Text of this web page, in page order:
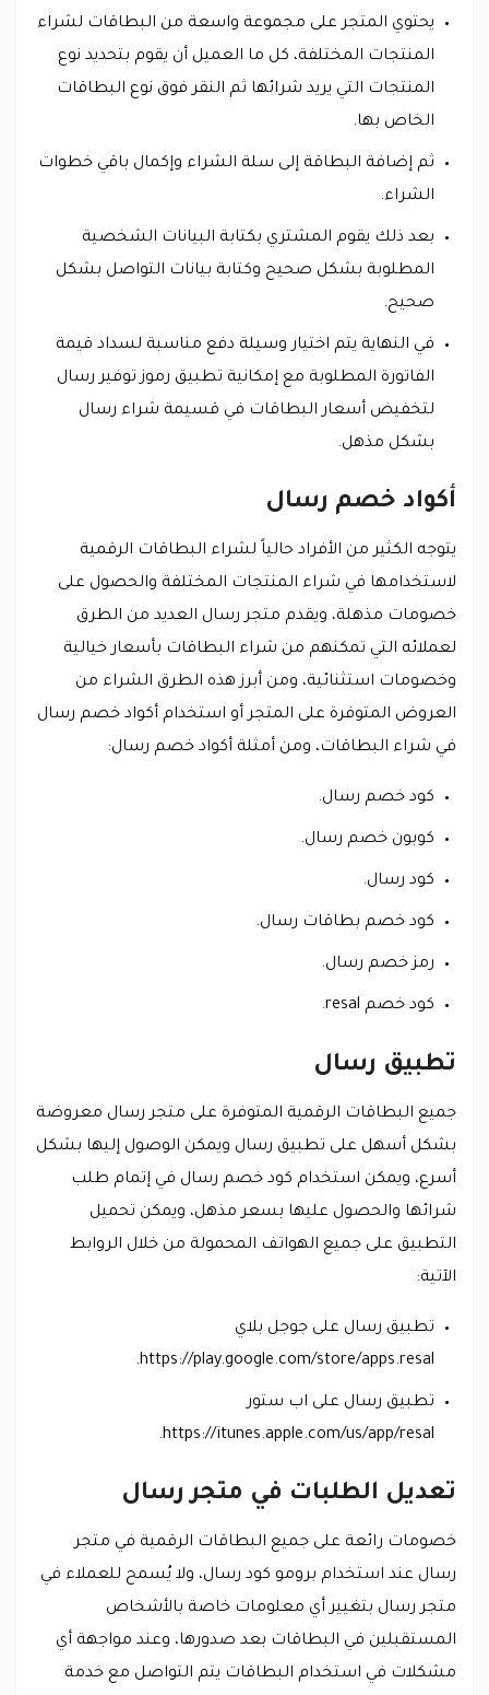
يحتوي المتجر على مجموعة واسعة من البطاقات لشراء
المنتجات المختلفة، كل ما العميل أن يقوم بتحديد نوع
المنتجات التي يريد شرائها ثم النقر فوق نوع البطاقات
الخاص بها.
ثم إضافة البطاقة إلى سلة الشراء وإكمال باقي خطوات
الشراء.
بعد ذلك يقوم المشتري بكتابة البيانات الشخصية
المطلوبة بشكل صحيح وكتابة بيانات التواصل بشكل
صحيح.
في النهاية يتم اختيار وسيلة دفع مناسبة لسداد قيمة
الفاتورة المطلوبة مع إمكانية تطبيق رموز توفير رسال
لتخفيض أسعار البطاقات في قسيمة شراء رسال
بشكل مذهل.
أكواد خصم رسال
يتوجه الكثير من الأفراد حالياً لشراء البطاقات الرقمية
لاستخدامها في شراء المنتجات المختلفة والحصول على
خصومات مذهلة، ويقدم متجر رسال العديد من الطرق
لعملائه التي تمكنهم من شراء البطاقات بأسعار خيالية
وخصومات استثنائية، ومن أبرز هذه الطرق الشراء من
العروض المتوفرة على المتجر أو استخدام أكواد خصم رسال
في شراء البطاقات، ومن أمثلة أكواد خصم رسال:
كود خصم رسال.
كوبون خصم رسال.
كود رسال.
كود خصم بطاقات رسال.
رمز خصم رسال.
كود خصم resal.
تطبيق رسال
جميع البطاقات الرقمية المتوفرة على متجر رسال معروضة
بشكل أسهل على تطبيق رسال ويمكن الوصول إليها بشكل
أسرع، ويمكن استخدام كود خصم رسال في إتمام طلب
شرائها والحصول عليها بسعر مذهل، ويمكن تحميل
التطبيق على جميع الهواتف المحمولة من خلال الروابط
الآتية:
تطبيق رسال على جوجل بلاي
https://play.google.com/store/apps.resal.
تطبيق رسال على اب ستور
https://itunes.apple.com/us/app/resal.
تعديل الطلبات في متجر رسال
خصومات رائعة على جميع البطاقات الرقمية في متجر
رسال عند استخدام برومو كود رسال، ولا يُسمح للعملاء في
متجر رسال بتغيير أي معلومات خاصة بالأشخاص
المستقبلين في البطاقات بعد صدورها، وعند مواجهة أي
مشكلات في استخدام البطاقات يتم التواصل مع خدمة